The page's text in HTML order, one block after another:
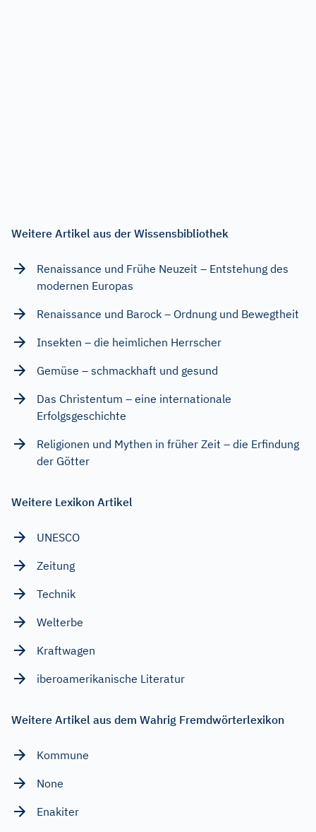
Weitere Artikel aus der Wissensbibliothek
Renaissance und Frühe Neuzeit – Entstehung des
modernen Europas
Renaissance und Barock – Ordnung und Bewegtheit
Insekten – die heimlichen Herrscher
Gemüse – schmackhaft und gesund
Das Christentum – eine internationale
Erfolgsgeschichte
Religionen und Mythen in früher Zeit – die Erfindung
der Götter
Weitere Lexikon Artikel
UNESCO
Zeitung
Technik
Welterbe
Kraftwagen
iberoamerikanische Literatur
Weitere Artikel aus dem Wahrig Fremdwörterlexikon
Kommune
None
Enakiter